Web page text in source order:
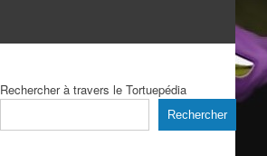
Rechercher à travers le Tortuepédia
Rechercher